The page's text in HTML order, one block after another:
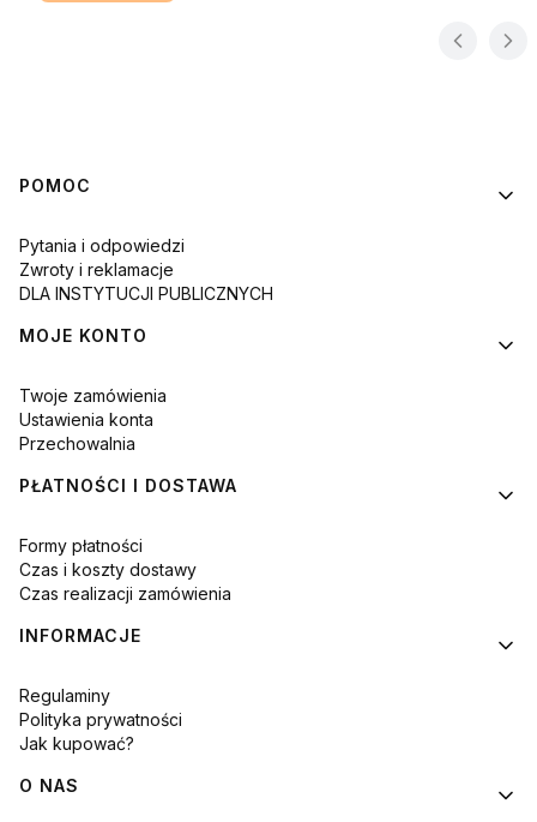
Linki w stopce
POMOC
Pytania i odpowiedzi
Zwroty i reklamacje
DLA INSTYTUCJI PUBLICZNYCH
MOJE KONTO
Twoje zamówienia
Ustawienia konta
Przechowalnia
PŁATNOŚCI I DOSTAWA
Formy płatności
Czas i koszty dostawy
Czas realizacji zamówienia
INFORMACJE
Regulaminy
Polityka prywatności
Jak kupować?
O NAS